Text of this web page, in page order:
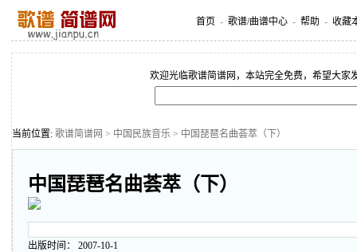
首页 - 歌谱/曲谱中心 - 帮助 - 收藏
欢迎光临歌谱简谱网，本站完全免费，希望大家
当前位置: 歌谱简谱网 > 中国民族音乐 > 中国琵琶名曲荟萃（下）
中国琵琶名曲荟萃（下）
出版时间： 2007-10-1